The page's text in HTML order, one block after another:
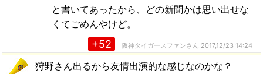
と書いてあったから、どの新聞かは思い出せな
くてごめんやけど。
+52 阪神タイガースファンさん 2017,12/23 14:24
狩野さん出るから友情出演的な感じなのかな？